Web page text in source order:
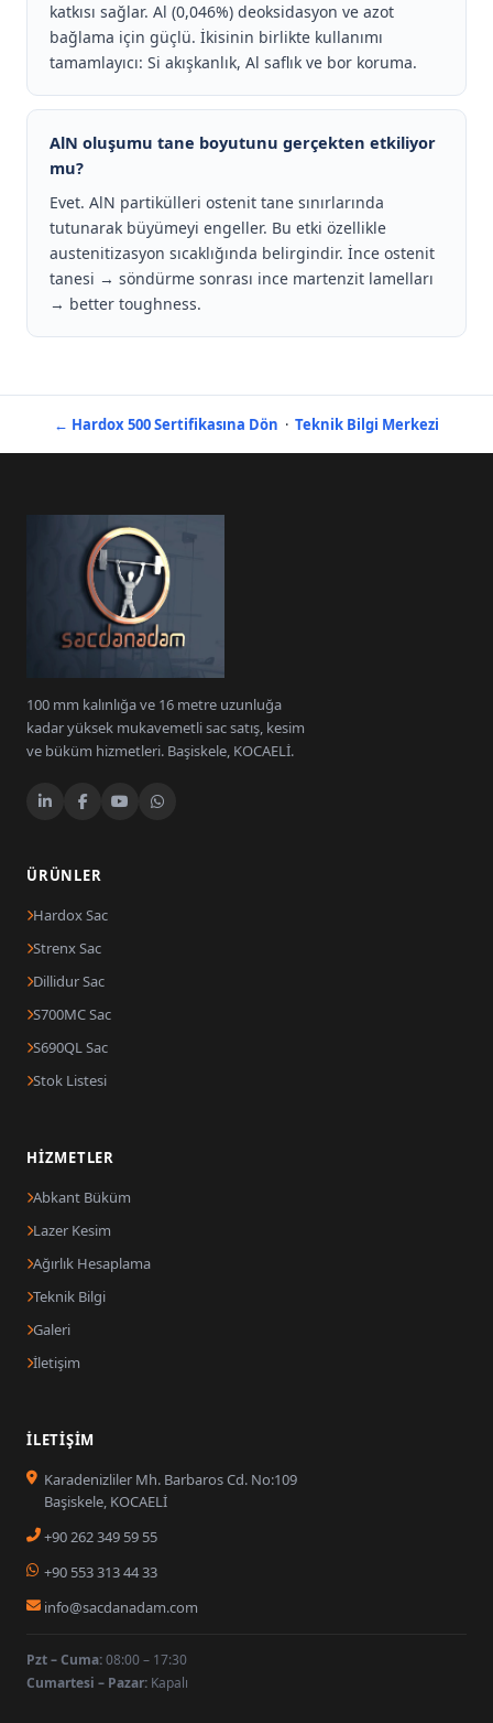
katkısı sağlar. Al (0,046%) deoksidasyon ve azot
bağlama için güçlü. İkisinin birlikte kullanımı
tamamlayıcı: Si akışkanlık, Al saflık ve bor koruma.
AlN oluşumu tane boyutunu gerçekten etkiliyor
mu?
Evet. AlN partikülleri ostenit tane sınırlarında
tutunarak büyümeyi engeller. Bu etki özellikle
austenitizasyon sıcaklığında belirgindir. İnce ostenit
tanesi → söndürme sonrası ince martenzit lamelları
→ better toughness.
← Hardox 500 Sertifikasına Dön · Teknik Bilgi Merkezi
100 mm kalınlığa ve 16 metre uzunluğa
kadar yüksek mukavemetli sac satış, kesim
ve büküm hizmetleri. Başiskele, KOCAELİ.
ÜRÜNLER
Hardox Sac
Strenx Sac
Dillidur Sac
S700MC Sac
S690QL Sac
Stok Listesi
HIZMETLER
Abkant Büküm
Lazer Kesim
Ağırlık Hesaplama
Teknik Bilgi
Galeri
İletişim
İLETIŞIM
Karadenizliler Mh. Barbaros Cd. No:109
Başiskele, KOCAELİ
+90 262 349 59 55
+90 553 313 44 33
info@sacdanadam.com
Pzt – Cuma:08:00 – 17:30
Cumartesi – Pazar: Kapalı